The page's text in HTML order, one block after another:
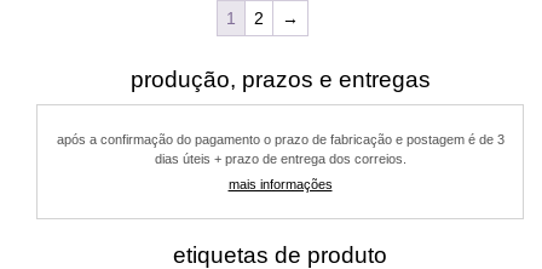
podem
ser
escolhidas
opções
podem
escolhidas
do
1 2 →
produção, prazos e entregas
após a confirmação do pagamento o prazo de fabricação e postagem é de 3
dias úteis + prazo de entrega dos correios.
mais informações
etiquetas de produto